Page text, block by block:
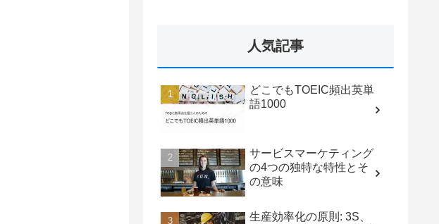
人気記事
どこでもTOEIC頻出英単
語1000
サービスマーケティング
の4つの独特な特性とそ
の意味
生産効率化の原則: 3S、